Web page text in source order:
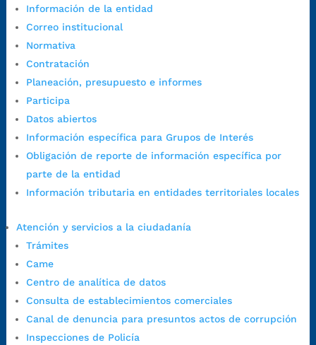
Información de la entidad
Correo institucional
Normativa
Contratación
Planeación, presupuesto e informes
Participa
Datos abiertos
Información específica para Grupos de Interés
Obligación de reporte de información específica por
parte de la entidad
Información tributaria en entidades territoriales locales
Atención y servicios a la ciudadanía
Trámites
Came
Centro de analítica de datos
Consulta de establecimientos comerciales
Canal de denuncia para presuntos actos de corrupción
Inspecciones de Policía
7:00 a.m. a 5:00 p.m., con 30 minutos de descanso al medio día.
Horario de Atención CAME (Central):
Lunes a jueves: 7:00 a.m. a 12:00 m y de 1:00 p.m. a 5:30 p.m.
Viernes: 7:00 a.m. a 5:00 p.m. en Jornada Continua con
30 minutos de descanso al medio día.
Horario de Atención CAME (Norte):
Dirección:Carrera 12 #16N-84 del barrio Kennedy.
Horario habitual de lunes a viernes enjornada continua de 7:30
a.m. a 3:00 p.m.
Teléfono Conmutador:+57 (607) 633 70 00
Líneagratuita:+57 (607) 652 55 55
Correo de notificaciones
Radique aquí su queja disciplinaria: